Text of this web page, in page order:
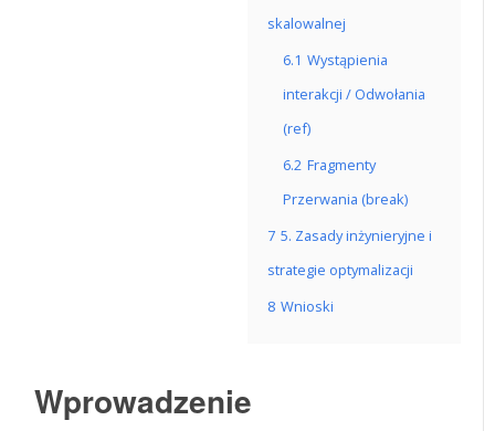
skalowalnej
6.1 Wystąpienia
interakcji / Odwołania
(ref)
6.2 Fragmenty
Przerwania (break)
7 5. Zasady inżynieryjne i
strategie optymalizacji
8 Wnioski
Wprowadzenie